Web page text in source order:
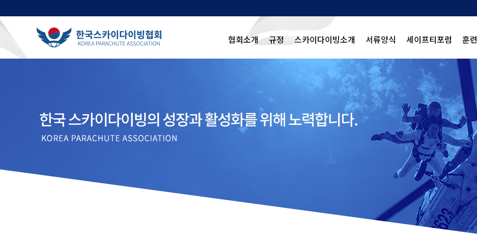
협회소개 규정 스카이다이빙소개 서류양식 세이프티포럼 훈